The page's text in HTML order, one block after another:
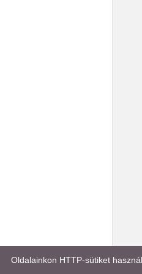
Oldalainkon HTTP-sütiket